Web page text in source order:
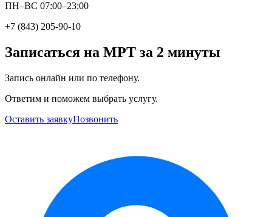
ПН–ВС 07:00–23:00
+7 (843) 205-90-10
Записаться на МРТ за 2 минуты
Запись онлайн или по телефону.
Ответим и поможем выбрать услугу.
Оставить заявкуПозвонить